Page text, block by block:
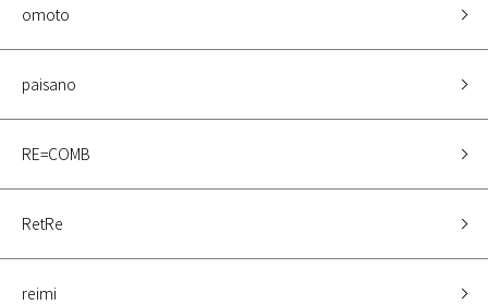
omoto
paisano
RE=COMB
RetRe
reimi